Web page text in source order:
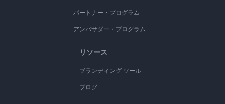
パートナー・プログラム
アンバサダー・プログラム
リソース
ブランディング ツール
ブログ